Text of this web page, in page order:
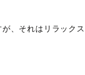
、それはリラックス